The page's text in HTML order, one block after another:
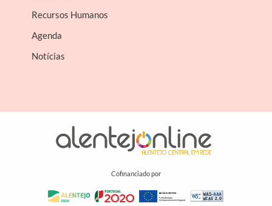
Recursos Humanos
Agenda
Notícias
Cofinanciado por